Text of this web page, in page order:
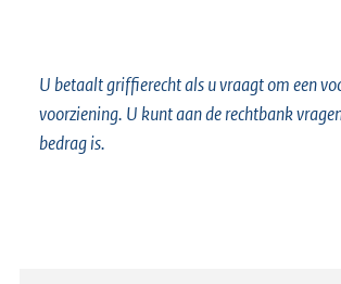
U betaalt griffierecht als u vraagt om een
voorziening. U kunt aan de rechtbank
bedrag is.